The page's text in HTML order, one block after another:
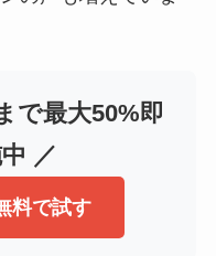
で最大50%即
／
料で試す